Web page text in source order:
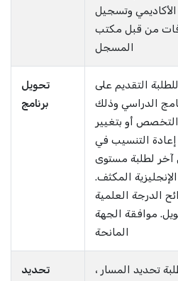
وتسجيل
من قبل مكتب
المسجل
تحويل
برنامج
التقديم على
الدراسي وذلك
التخصص أو بتغيير
إعادة التنسيب في
لطلبة مستوى
الإنجليزية المكثف.
الدرجة العلمية
موافقة الجهة
المانحة
تحديد
تحديد المسار ،